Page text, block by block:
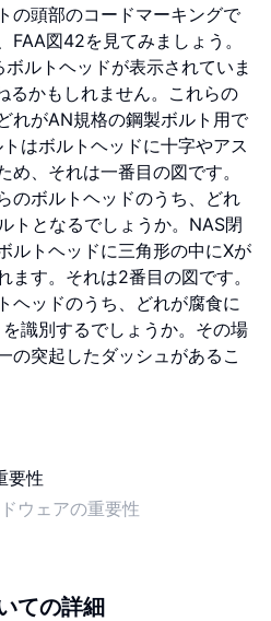
の頭部のコードマーキングで
FAA図42を見てみましょう。
ルトヘッドが表示されていま
るかもしれません。これらの
れがAN規格の鋼製ボルト用で
はボルトヘッドに十字やアス
め、それは一番目の図です。
のボルトヘッドのうち、どれ
トとなるでしょうか。NAS閉
ルトヘッドに三角形の中にXが
ます。それは2番目の図です。
ヘッドのうち、どれが腐食に
識別するでしょうか。その場
の突起したダッシュがあるこ
ウェアの重要性
ての詳細